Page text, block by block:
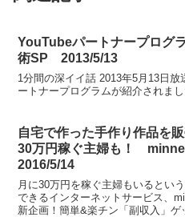
YouTubeパートナープロ
術SP 2013/5/13
1分間の深イイ話 2013年5月13日
ートナープログラムが紹介されまし
自宅で作った手作り作品を
30万円稼ぐ主婦も！
2016/5/14
月に30万円を稼ぐ主婦もいるとい
できるインターネットサービス、
新企画！簡単&楽チン「副収入」ゲ